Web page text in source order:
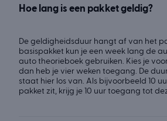
Hoe lang is een pakket geldig?
De geldigheidsduur hangt af van het
basispakket kun je een week lang de
auto theorieboek gebruiken. Kies je
dan heb je vier weken toegang. De
staat hier los van. Als bijvoorbeeld 10
pakket zit, krijg je 10 uur toegang tot